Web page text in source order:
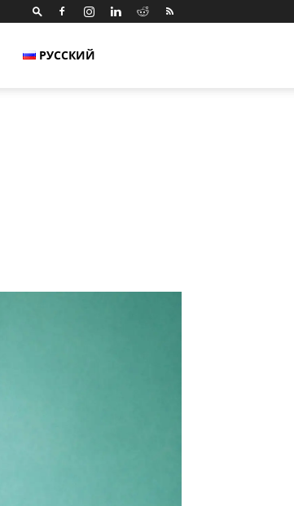
РУССКИЙ